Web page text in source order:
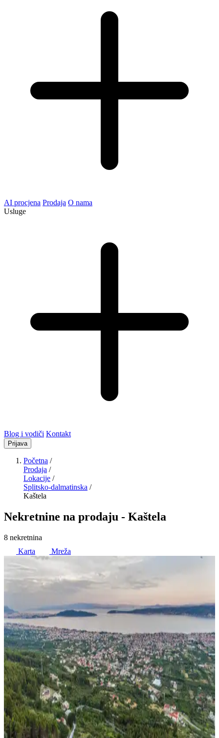
AI procjena Prodaja O nama
Usluge
Blog i vodiči Kontakt
Prijava
Početna /
Prodaja /
Lokacije /
Splitsko-dalmatinska /
Kaštela
Nekretnine na prodaju - Kaštela
8 nekretnina
Karta
Mreža